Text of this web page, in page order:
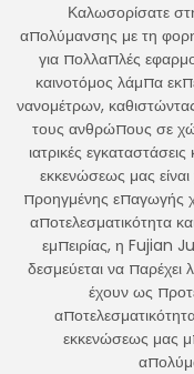
Καλωσορίσατε
απολύμανσης με τη
για πολλαπλές
καινοτόμος λάμπα
νανομέτρων,
τους ανθρώπους σε
ιατρικές
εκκενώσεως μας
προηγμένης επαγωγής
αποτελεσματικότητα
εμπειρίας, η
δεσμεύεται να
έχουν ως
εκκενώσεως μας